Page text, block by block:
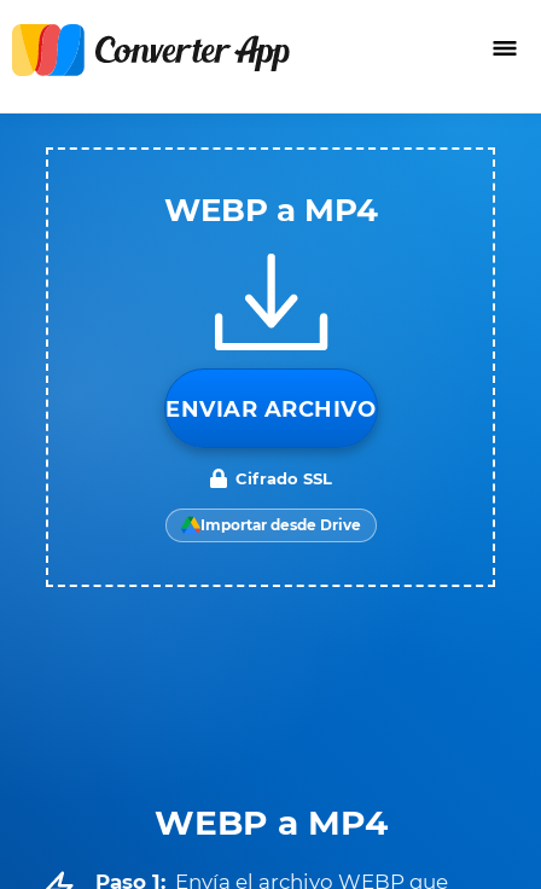
WEBP a MP4
Paso 1: Envía el archivo WEBP que
WEBP a MP4
ENVIAR ARCHIVO
Cifrado SSL
Importar desde Drive